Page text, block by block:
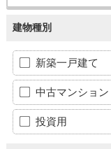
建物種別
新築一戸建て
中古マンション
投資用